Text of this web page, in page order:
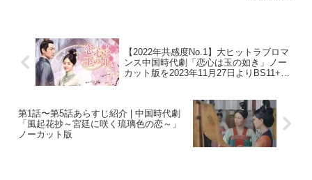
【2022年共感度No.1】大ヒットラブロマ
ンス中国時代劇「恋心は玉の如き」ノー
カット版を2023年11月27日よりBS11+で
第1話〜第5話あらすじ紹介 | 中国時代劇
「風起花抄～宮廷に咲く琉璃色の恋～」
ノーカット版